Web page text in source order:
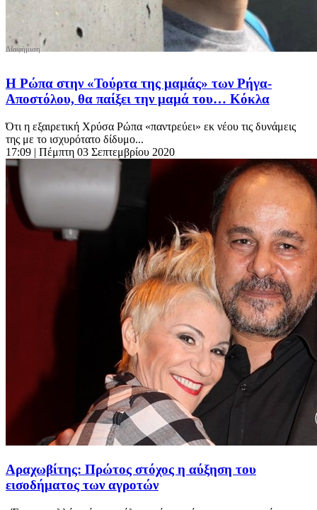
Η Ρώπα στην «Τούρτα της μαμάς» των Ρήγα-
Αποστόλου, θα παίξει την μαμά του… Κόκλα
Ότι η εξαιρετική Χρύσα Ρώπα «παντρεύει» εκ νέου τις δυνάμεις
της με το ισχυρότατο δίδυμο...
17:09 | Πέμπτη 03 Σεπτεμβρίου 2020
Αραχωβίτης: Πρώτος στόχος η αύξηση του
εισοδήματος των αγροτών